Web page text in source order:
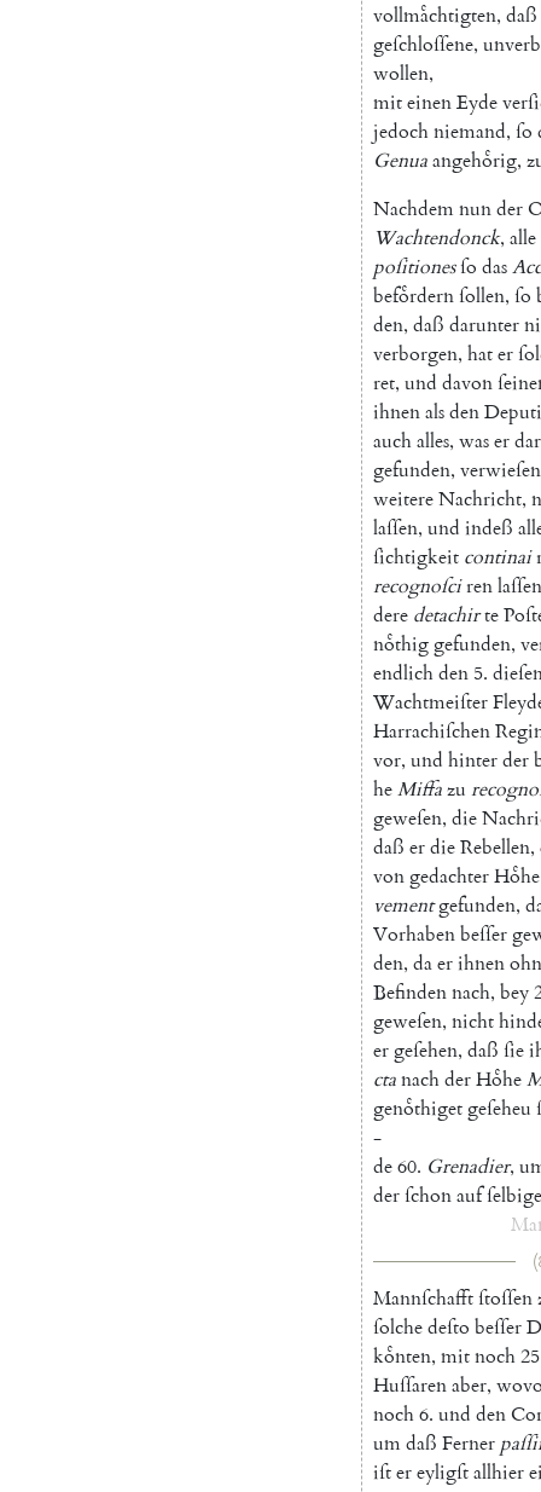
vollmaͤchtigten, daß
geſchloſſene,
wollen,
miteinenEyde
jedochniemand, ſo
Genuaangehoͤrig,
Nachdemnunder
Wachtendonck, alle
poſitionesſo das
befoͤrdernſollen, ſo
den, daß darunter
verborgen, hater
ret, und davon
ihnenalsden
auchalles, waser
gefunden, verwieſen
weitereNachricht,
laſſen, und indeß
ſichtigkeit continai
recognoſcirenlaſſen
dere detachirte
noͤthiggefunden,
endlichden 5.
Wachtmeiſter
Harrachiſchen
vor, und hinterder
heMiffazu
geweſen, die
daß erdieRebellen,
vongedachterHoͤhe
vementgefunden,
Vorhabenbeſſer
den, daerihnen
Befindennach, bey
geweſen, nicht
ergeſehen, daß ſie
ctanachderHoͤhe
genoͤthigetgeſeheu
-
de60. Grenadier,
derſchonauf
Mannſchafftſtoſſen
ſolchedeſto beſſer
koͤnten, mitnoch
Huſſarenaber,
noch6. und den
umdaß Ferner
iſtereyligſtallhier